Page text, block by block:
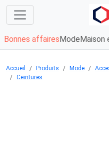
Bonnes affaires Mode Maison
Accueil Produits Mode
Ceintures